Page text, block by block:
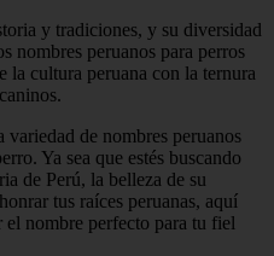
y tradiciones, y su diversidad
nombres peruanos para perros
la cultura peruana con la ternura
de nombres peruanos
Ya sea que estés buscando
de Perú, la belleza de su
tus raíces peruanas, aquí
el nombre perfecto para tu fiel